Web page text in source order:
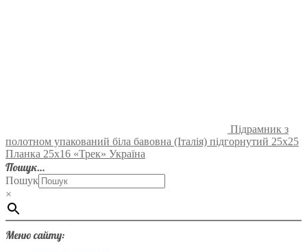
Підрамник з
полотном упакований біла бавовна (Італія) підгорнутий 25х25
Планка 25х16 «Трек» Україна
Пошук…
Пошук
×
Меню сайту: